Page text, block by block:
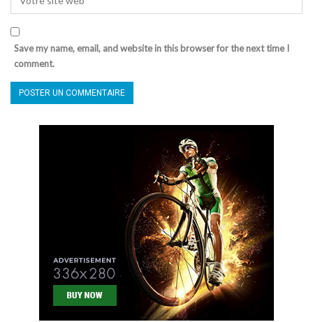
Save my name, email, and website in this browser for the next time I
comment.